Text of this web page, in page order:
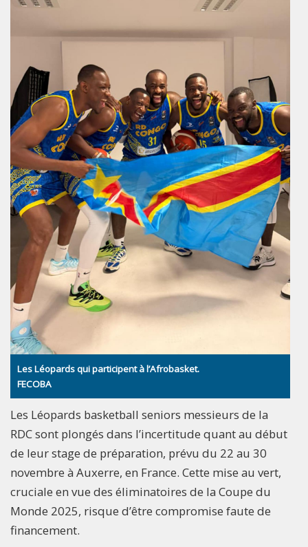
Les Léopards qui participent à l’Afrobasket.
FECOBA
Les Léopards basketball seniors messieurs de la
RDC sont plongés dans l’incertitude quant au début
de leur stage de préparation, prévu du 22 au 30
novembre à Auxerre, en France. Cette mise au vert,
cruciale en vue des éliminatoires de la Coupe du
Monde 2025, risque d’être compromise faute de
financement.